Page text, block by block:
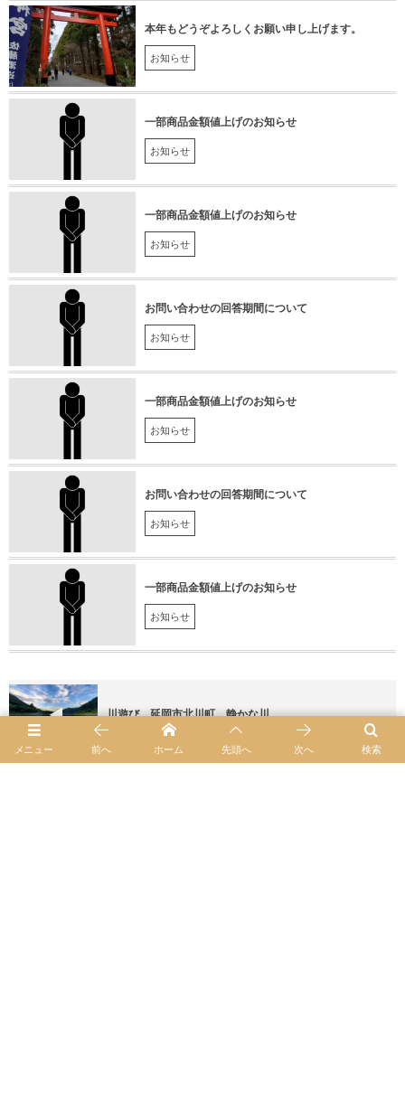
本年もどうぞよろしくお願い申し上げます。
お知らせ
一部商品金額値上げのお知らせ
お知らせ
一部商品金額値上げのお知らせ
お知らせ
お問い合わせの回答期間について
お知らせ
一部商品金額値上げのお知らせ
お知らせ
お問い合わせの回答期間について
お知らせ
一部商品金額値上げのお知らせ
お知らせ
川遊び 延岡市北川町 静かな川
メニュー 検索
前へ ホーム 先頭へ 次へ